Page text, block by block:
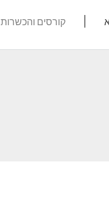
קורסים והכשרות